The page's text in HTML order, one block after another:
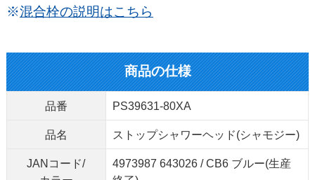
※混合栓の説明はこちら
商品の仕様
品番 PS39631-80XA
品名 ストップシャワーヘッド(シャモジー)
JANコード/
4973987 643026 / CB6 ブルー(生産